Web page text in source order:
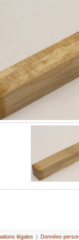
légales | Données